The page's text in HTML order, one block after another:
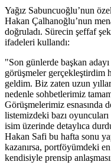
Yağız Sabuncuoğlu’nun
Hakan Çalhanoğlu’nun
doğruladı. Sürecin şeffaf
ifadeleri kullandı:
"Son günlerde başkan
görüşmeler gerçekleştirdim
geldim. Biz zaten uzun
nedenle sohbetlerimiz
Görüşmelerimiz esnasında
listemizdeki bazı
isim üzerinde detaylıca
Hakan Safi bu hafta sonu
kazanırsa, portföyümdeki
kendisiyle prensip